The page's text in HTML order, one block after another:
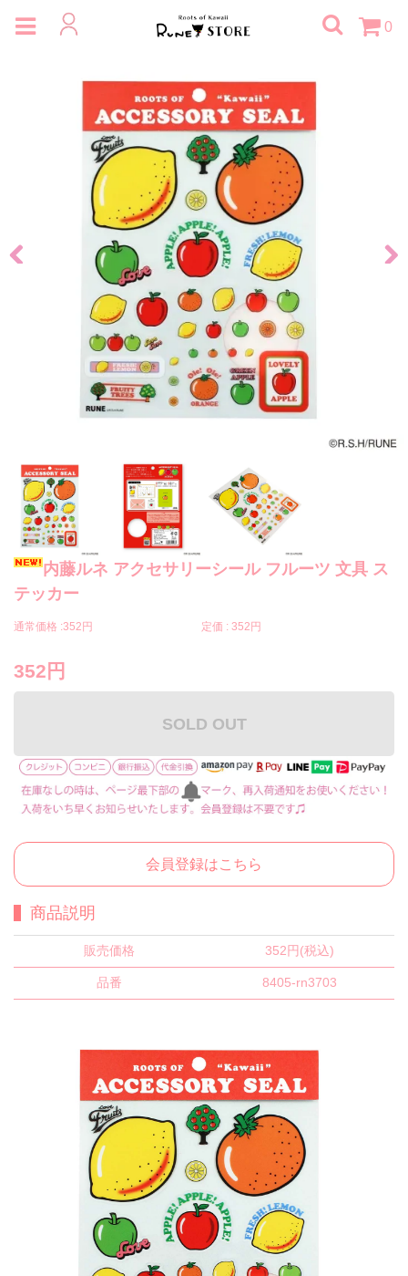
0
内藤ルネ アクセサリーシール フルーツ 文具 ス
テッカー
通常価格 :352円 定価 : 352円
352円
SOLD OUT
会員登録はこちら
商品説明
販売価格 352円(税込)
品番 8405-rn3703